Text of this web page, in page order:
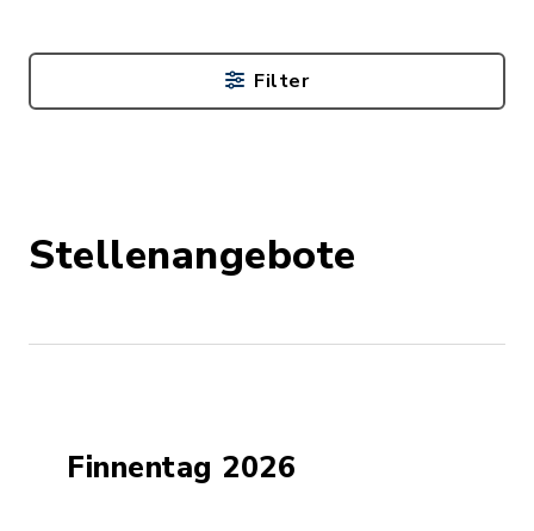
Stellenangebote
Finnentag 2026
Filter